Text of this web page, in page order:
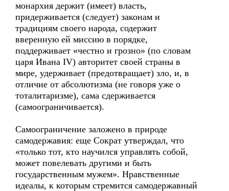
монархия держит (имеет) власть,
придерживается (следует) законам и
традициям своего народа, содержит
вверенную ей миссию в порядке,
поддерживает «честно и грозно» (по словам
царя Ивана IV) авторитет своей страны в
мире, удерживает (предотвращает) зло, и, в
отличие от абсолютизма (не говоря уже о
тоталитаризме), сама сдерживается
(самоограничивается).
Самоограничение заложено в природе
самодержавия: еще Сократ утверждал, что
«только тот, кто научился управлять собой,
может повелевать другими и быть
государственным мужем». Нравственные
идеалы, к которым стремится самодержавный